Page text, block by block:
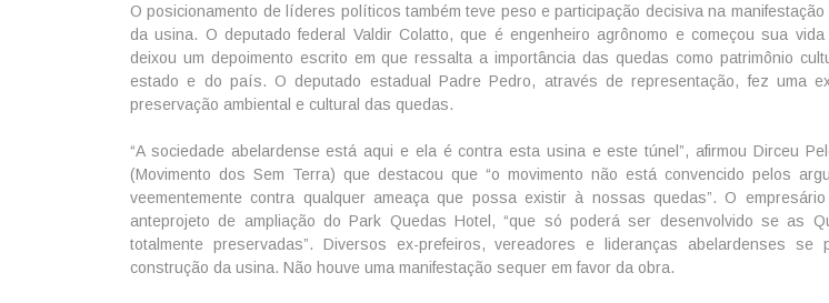
O posicionamento de líderes políticos também teve peso e participação decisiva na
da usina. O deputado federal Valdir Colatto, que é engenheiro agrônomo e começou sua
deixou um depoimento escrito em que ressalta a importância das quedas como patrimônio
estado e do país. O deputado estadual Padre Pedro, através de representação, fez uma
preservação ambiental e cultural das quedas.
“A sociedade abelardense está aqui e ela é contra esta usina e este túnel”, afirmou Dirceu
(Movimento dos Sem Terra) que destacou que “o movimento não está convencido pelos
veementemente contra qualquer ameaça que possa existir à nossas quedas”. O
anteprojeto de ampliação do Park Quedas Hotel, “que só poderá ser desenvolvido se as
totalmente preservadas”. Diversos ex-prefeiros, vereadores e lideranças abelardenses se
construção da usina. Não houve uma manifestação sequer em favor da obra.